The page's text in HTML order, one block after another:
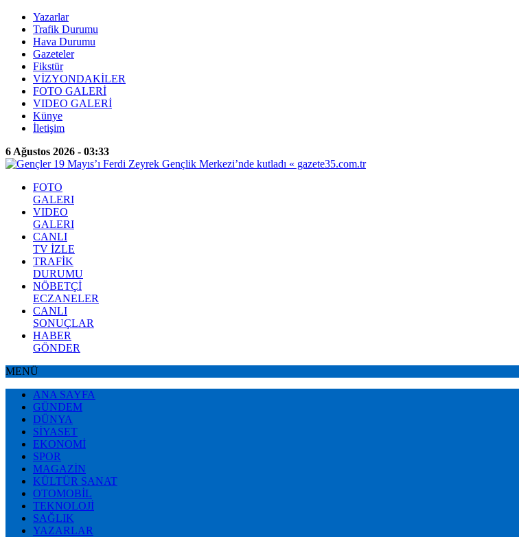
Yazarlar
Trafik Durumu
Hava Durumu
Gazeteler
Fikstür
VİZYONDAKİLER
FOTO GALERİ
VIDEO GALERİ
Künye
İletişim
6 Ağustos 2026 - 03:33
FOTO
GALERI
VIDEO
GALERI
CANLI
TV İZLE
TRAFİK
DURUMU
NÖBETÇİ
ECZANELER
CANLI
SONUÇLAR
HABER
GÖNDER
MENÜ
ANA SAYFA
GÜNDEM
DÜNYA
SİYASET
EKONOMİ
SPOR
MAGAZİN
KÜLTÜR SANAT
OTOMOBİL
TEKNOLOJİ
SAĞLIK
YAZARLAR